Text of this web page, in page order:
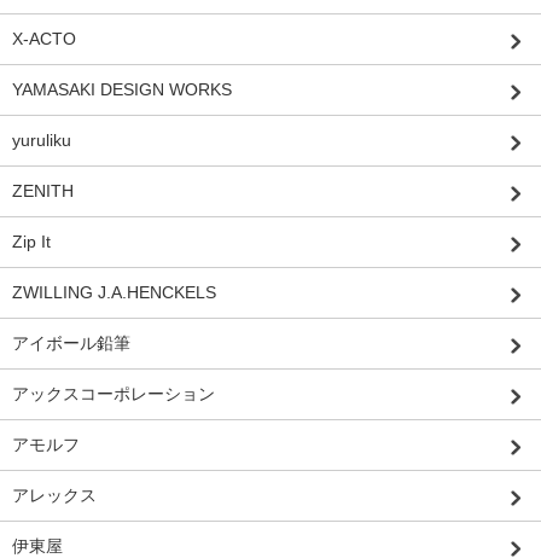
X-ACTO
YAMASAKI DESIGN WORKS
yuruliku
ZENITH
Zip It
ZWILLING J.A.HENCKELS
アイボール鉛筆
アックスコーポレーション
アモルフ
アレックス
伊東屋